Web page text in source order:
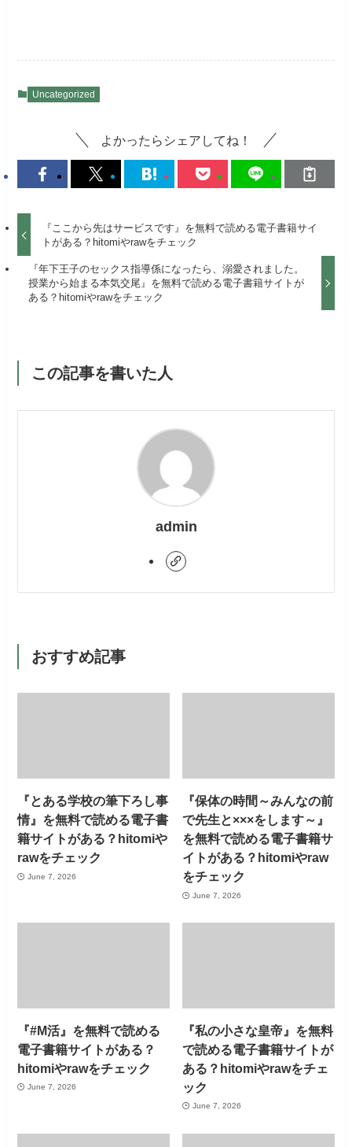
Uncategorized
よかったらシェアしてね！
『ここから先はサービスです』を無料で読める電子書籍サイ
トがある？hitomiやrawをチェック
『年下王子のセックス指導係になったら、溺愛されました。
授業から始まる本気交尾』を無料で読める電子書籍サイトが
ある？hitomiやrawをチェック
この記事を書いた人
admin
おすすめ記事
『とある学校の筆下ろし事
情』を無料で読める電子書
籍サイトがある？hitomiや
rawをチェック
June 7, 2026
『保体の時間～みんなの前
で先生と×××をします～』
を無料で読める電子書籍サ
イトがある？hitomiやraw
をチェック
June 7, 2026
『#M活』を無料で読める
電子書籍サイトがある？
hitomiやrawをチェック
June 7, 2026
『私の小さな皇帝』を無料
で読める電子書籍サイトが
ある？hitomiやrawをチェ
ック
June 7, 2026